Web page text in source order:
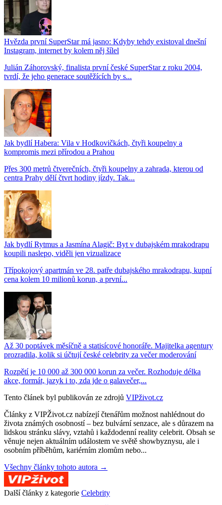
Hvězda první SuperStar má jasno: Kdyby tehdy existoval dnešní
Instagram, internet by kolem něj šílel
Julián Záhorovský, finalista první české SuperStar z roku 2004,
tvrdí, že jeho generace soutěžících by s...
Jak bydlí Habera: Vila v Hodkovičkách, čtyři koupelny a
kompromis mezi přírodou a Prahou
Přes 300 metrů čtverečních, čtyři koupelny a zahrada, kterou od
centra Prahy dělí čtvrt hodiny jízdy. Tak...
Jak bydlí Rytmus a Jasmína Alagič: Byt v dubajském mrakodrapu
koupili naslepo, viděli jen vizualizace
Třípokojový apartmán ve 28. patře dubajského mrakodrapu, kupní
cena kolem 10 milionů korun, a první...
Až 30 poptávek měsíčně a statisícové honoráře. Majitelka agentury
prozradila, kolik si účtují české celebrity za večer moderování
Rozpětí je 10 000 až 300 000 korun za večer. Rozhoduje délka
akce, formát, jazyk i to, zda jde o galavečer,...
Tento článek byl publikován ze zdrojů VIPživot.cz
Články z VIPŽivot.cz nabízejí čtenářům možnost nahlédnout do
života známých osobností – bez bulvární senzace, ale s důrazem na
lidskou stránku slávy, vztahů i každodenní reality celebrit. Obsah se
věnuje nejen aktuálním událostem ve světě showbyznysu, ale i
osobním příběhům, kariérním zlomům nebo...
Všechny články tohoto autora →
Další články z kategorie Celebrity